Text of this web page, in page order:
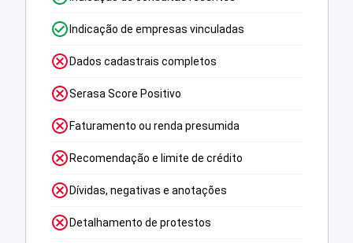
Indicação de empresas vinculadas
Dados cadastrais completos
Serasa Score Positivo
Faturamento ou renda presumida
Recomendação e limite de crédito
Dívidas, negativas e anotações
Detalhamento de protestos